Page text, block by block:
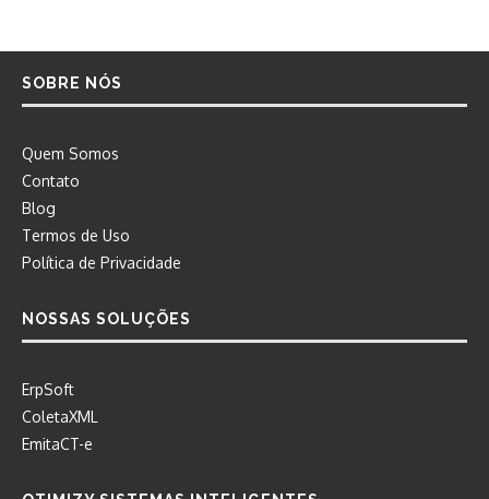
SOBRE NÓS
Quem Somos
Contato
Blog
Termos de Uso
Política de Privacidade
NOSSAS SOLUÇÕES
ErpSoft
ColetaXML
EmitaCT-e